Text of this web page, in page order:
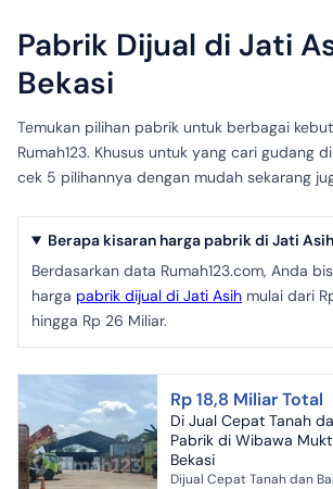
Pabrik Dijual di Jati
Bekasi
Temukan pilihan pabrik untuk berbagai
Rumah123. Khusus untuk yang cari gudang
cek 5 pilihannya dengan mudah sekarang
Berapa kisaran harga pabrik di Jati
Berdasarkan data Rumah123.com, Anda
harga pabrik dijual di Jati Asih mulai dari
hingga Rp 26 Miliar.
Rp 18,8 Miliar Total
Di Jual Cepat Tanah
Pabrik di Wibawa
Bekasi
Dijual Cepat Tanah dan